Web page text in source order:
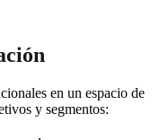
en un espacio de
y segmentos: